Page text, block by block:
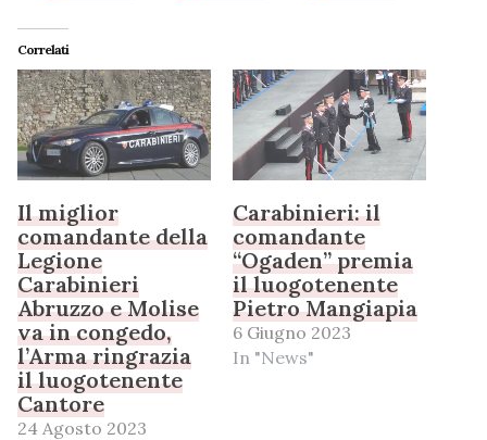
Correlati
Il miglior
comandante della
Legione
Carabinieri
Abruzzo e Molise
va in congedo,
l’Arma ringrazia
il luogotenente
Cantore
24 Agosto 2023
Carabinieri: il
comandante
“Ogaden” premia
il luogotenente
Pietro Mangiapia
6 Giugno 2023
In "News"